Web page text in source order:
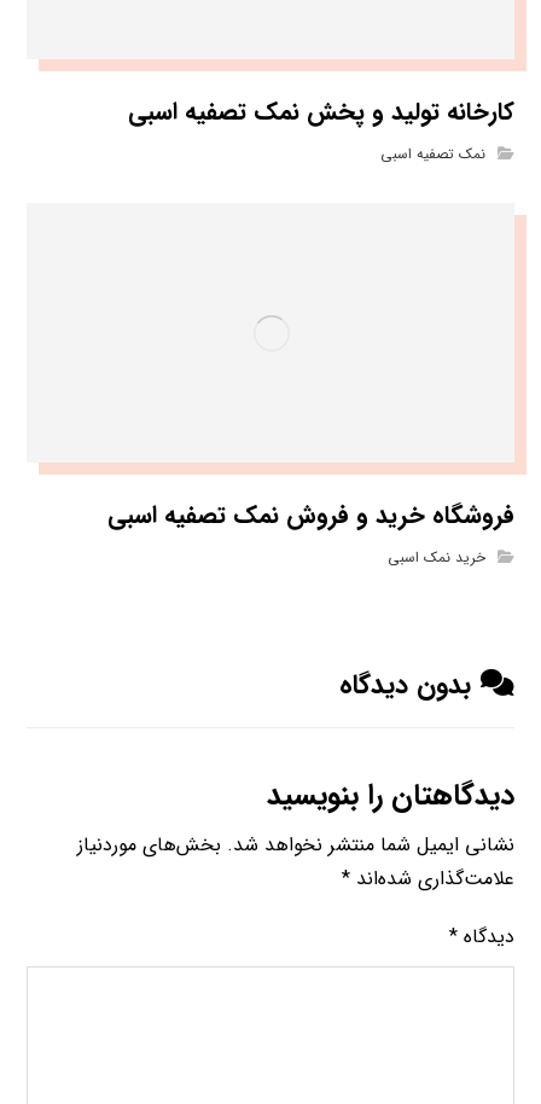
کارخانه تولید و پخش نمک تصفیه اسبی
نمک تصفیه اسبی
فروشگاه خرید و فروش نمک تصفیه اسبی
خرید نمک اسبی
بدون دیدگاه
دیدگاهتان را بنویسید
نشانی ایمیل شما منتشر نخواهد شد. بخش‌های موردنیاز
علامت‌گذاری شده‌اند*
دیدگاه*